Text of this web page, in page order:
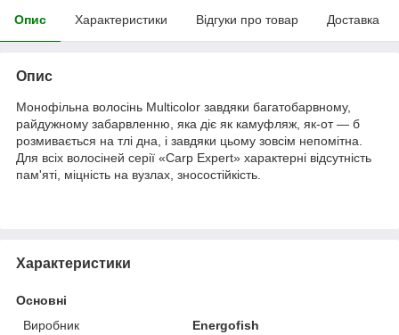
Опис Характеристики Відгуки про товар Доставка
Опис
Монофільна волосінь Multicolor завдяки багатобарвному,
райдужному забарвленню, яка діє як камуфляж, як-от — б
розмивається на тлі дна, і завдяки цьому зовсім непомітна.
Для всіх волосіней серії «Carp Expert» характерні відсутність
пам'яті, міцність на вузлах, зносостійкість.
Характеристики
Основні
Виробник
Energofish